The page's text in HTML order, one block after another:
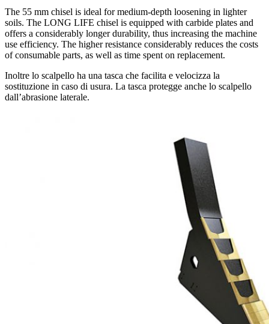
The 55 mm chisel is ideal for medium-depth loosening in lighter
soils. The LONG LIFE chisel is equipped with carbide plates and
offers a considerably longer durability, thus increasing the machine
use efficiency. The higher resistance considerably reduces the costs
of consumable parts, as well as time spent on replacement.
Inoltre lo scalpello ha una tasca che facilita e velocizza la
sostituzione in caso di usura. La tasca protegge anche lo scalpello
dall’abrasione laterale.